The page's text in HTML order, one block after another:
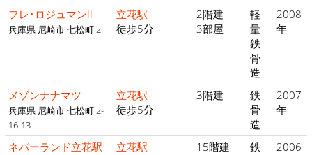
フレ･ロジュマンII
兵庫県 尼崎市 七松町 2
立花駅
徒歩5分
2階建
3部屋
軽
量
鉄
骨
造
2008
年
メゾンナナマツ
兵庫県 尼崎市 七松町 2-
16-13
立花駅
徒歩5分
3階建
鉄
骨
造
2007
年
ネバーランド立花駅
立花駅
15階建
鉄
2006